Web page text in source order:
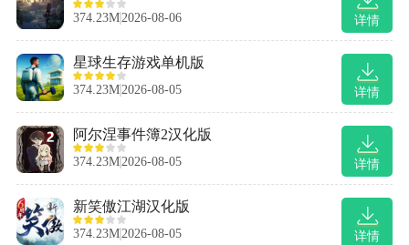
详情
374.23M2026-08-06
详情
星球生存游戏单机版
374.23M2026-08-05
详情
阿尔涅事件簿2汉化版
374.23M2026-08-05
详情
新笑傲江湖汉化版
374.23M2026-08-05